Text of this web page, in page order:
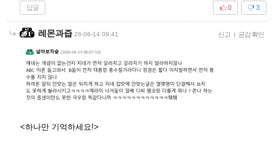
답글 3
0
레몬과즙 26-06-14 09:41 신고 | 공감 확인
<하나만 기억하세요!>